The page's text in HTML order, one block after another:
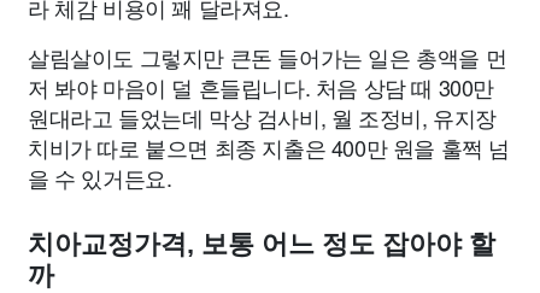
라 체감 비용이 꽤 달라져요.
살림살이도 그렇지만 큰돈 들어가는 일은 총액을 먼
저 봐야 마음이 덜 흔들립니다. 처음 상담 때 300만
원대라고 들었는데 막상 검사비, 월 조정비, 유지장
치비가 따로 붙으면 최종 지출은 400만 원을 훌쩍 넘
을 수 있거든요.
치아교정가격, 보통 어느 정도 잡아야 할
까